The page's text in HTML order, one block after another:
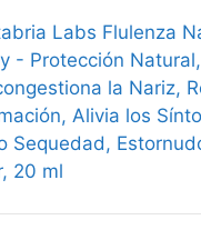
Labs Flulenza
- Protección Natural,
la Nariz,
Alivia los
Sequedad,
20 ml